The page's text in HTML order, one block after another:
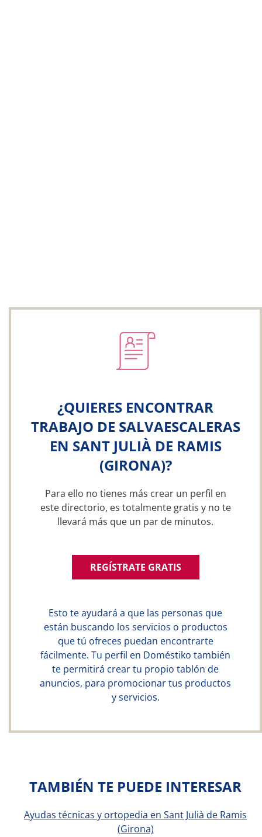
¿QUIERES ENCONTRAR
TRABAJO DE SALVAESCALERAS
EN SANT JULIÀ DE RAMIS
(GIRONA)?
Para ello no tienes más crear un perfil en
este directorio, es totalmente gratis y no te
llevará más que un par de minutos.
REGÍSTRATE GRATIS
Esto te ayudará a que las personas que
están buscando los servicios o productos
que tú ofreces puedan encontrarte
fácilmente. Tu perfil en Doméstiko también
te permitirá crear tu propio tablón de
anuncios, para promocionar tus productos
y servicios.
TAMBIÉN TE PUEDE INTERESAR
Ayudas técnicas y ortopedia en Sant Julià de Ramis
(Girona)